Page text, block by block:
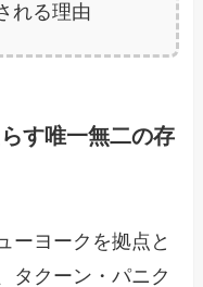
れる理由
す唯一無二の存
ーヨークを拠点と
タクーン・パニク